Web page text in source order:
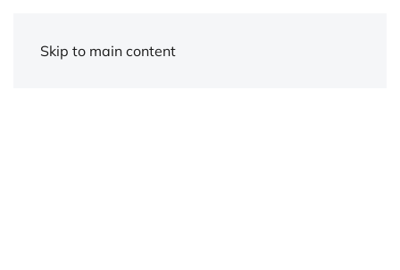
Skip to main content